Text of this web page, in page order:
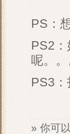
PS：
PS2
呢。
PS3
» 你可以